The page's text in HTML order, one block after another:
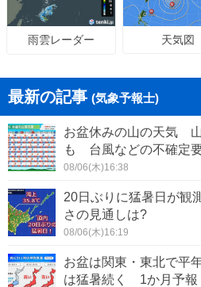
雨雲レーダー 天気図
最新の記事 (気象予報士)
お盆休みの山の天気
も 台風などの不確定
08/06(木)16:38
20日ぶりに猛暑日が
さの見通しは?
08/06(木)16:19
お盆は関東・東北で平
は猛暑続く 1か月予報